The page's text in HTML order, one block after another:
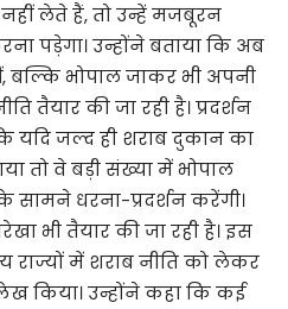
लेते हैं, तो उन्हें मजबूरन
पड़ेगा। उन्होंने बताया कि अब
बल्कि भोपाल जाकर भी अपनी
तैयार की जा रही है। प्रदर्शन
यदि जल्द ही शराब दुकान का
तो वे बड़ी संख्या में भोपाल
सामने धरना-प्रदर्शन करेंगी।
भी तैयार की जा रही है। इस
में शराब नीति को लेकर
किया। उन्होंने कहा कि कई